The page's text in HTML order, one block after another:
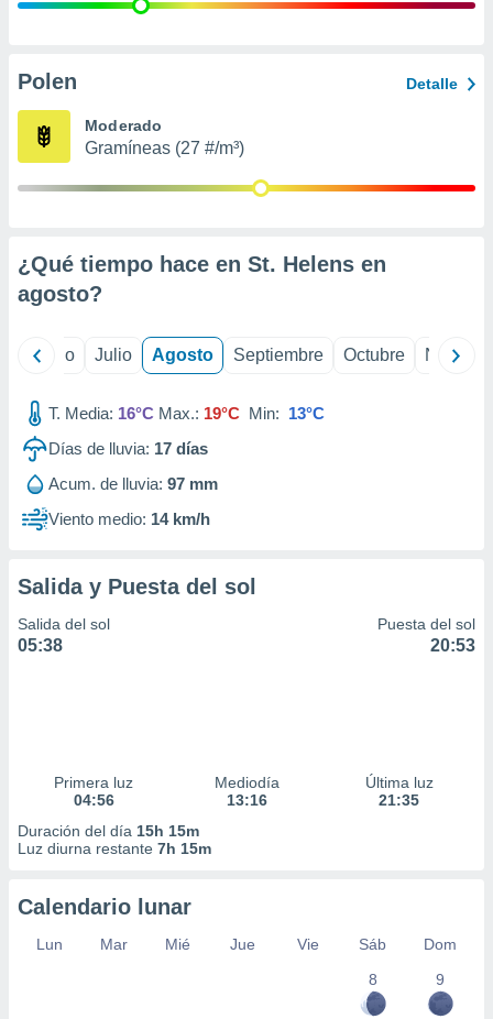
e
publicidad
Polen Detalle
Moderado
Gramíneas (27 #/m³)
¿Qué tiempo hace en St. Helens en
agosto?
Junio Julio Agosto Septiembre Octubre
T. Media: 16°C Max.: 19°C Min: 13°C
Días de lluvia: 17 días
Acum. de lluvia: 97 mm
Viento medio: 14 km/h
Salida y Puesta del sol
Salida del sol
05:38
Puesta del sol
20:53
Primera luz
04:56
Mediodía
13:16
Última luz
21:35
Duración del día 15h 15m
Luz diurna restante 7h 15m
Calendario lunar
Lun Mar Mié Jue Vie Sáb
Dom
8
9